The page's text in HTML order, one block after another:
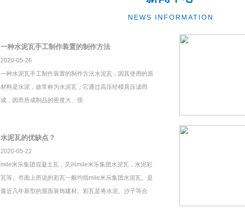
NEWS INFORMATION
一种水泥瓦手工制作装置的制作方法
2020-05-26
一种水泥瓦手工制作装置的制作方法水泥瓦，因其使用的原
材料是水泥，故常称为水泥瓦，它通过高压经模具压滤而
成，因而所成制品的密度大、强
水泥瓦的优缺点？
2020-05-22
mile米乐集团混凝土瓦，又叫mile米乐集团水泥瓦，水泥彩
瓦等。市面上所说的彩瓦一般均指mile米乐集团水泥瓦。是
最近几年新型的屋面装饰建材。彩瓦是将水泥、沙子等合